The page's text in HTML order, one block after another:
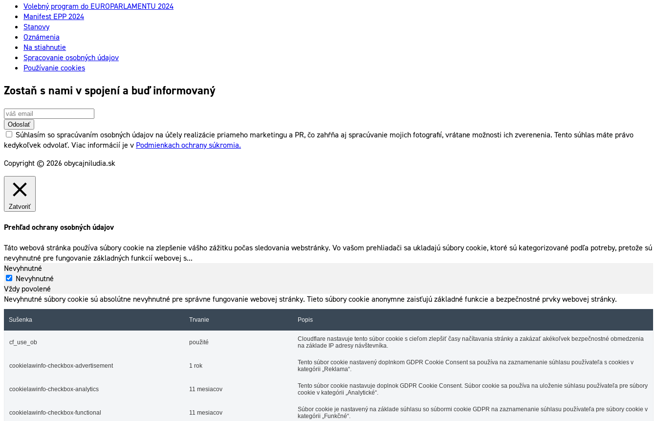
Volebný program do EUROPARLAMENTU 2024
Manifest EPP 2024
Stanovy
Oznámenia
Na stiahnutie
Spracovanie osobných údajov
Používanie cookies
Zostaň s nami v spojení a buď informovaný
Odoslať
Súhlasím so spracúvaním osobných údajov na účely realizácie priameho marketingu a PR, čo zahŕňa aj spracúvanie mojich fotografií, vrátane možnosti ich zverenenia. Tento súhlas máte právo
kedykoľvek odvolať. Viac informácií je v Podmienkach ochrany súkromia.
Copyright © 2026 obycajniludia.sk
Zatvoriť
Prehľad ochrany osobných údajov
Táto webová stránka používa súbory cookie na zlepšenie vášho zážitku počas sledovania webstránky. Vo vašom prehliadači sa ukladajú súbory cookie, ktoré sú kategorizované podľa potreby, pretože sú
nevyhnutné pre fungovanie základných funkcií webovej s...
Nevyhnutné
Nevyhnutné
Vždy povolené
Nevyhnutné súbory cookie sú absolútne nevyhnutné pre správne fungovanie webovej stránky. Tieto súbory cookie anonymne zaisťujú základné funkcie a bezpečnostné prvky webovej stránky.
Sušenka Trvanie Popis
cf_use_ob použité
Cloudflare nastavuje tento súbor cookie s cieľom zlepšiť časy načítavania stránky a zakázať akékoľvek bezpečnostné obmedzenia
na základe IP adresy návštevníka.
cookielawinfo-checkbox-advertisement 1 rok
Tento súbor cookie nastavený doplnkom GDPR Cookie Consent sa používa na zaznamenanie súhlasu používateľa s cookies v
kategórii „Reklama“.
cookielawinfo-checkbox-analytics 11 mesiacov
Tento súbor cookie nastavuje doplnok GDPR Cookie Consent. Súbor cookie sa používa na uloženie súhlasu používateľa pre súbory
cookie v kategórii „Analytické“.
cookielawinfo-checkbox-functional 11 mesiacov
Súbor cookie je nastavený na základe súhlasu so súbormi cookie GDPR na zaznamenanie súhlasu používateľa pre súbory cookie v
kategórii „Funkčné“.